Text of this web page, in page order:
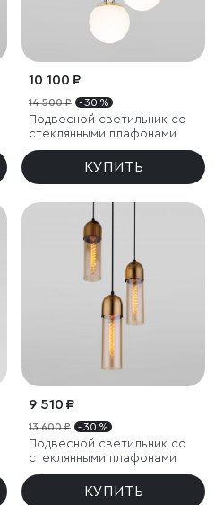
10 100 ₽
14 500 ₽ - 30 %
Подвесной светильник со
стеклянными плафонами
КУПИТЬ
9 510 ₽
13 600 ₽ - 30 %
Подвесной светильник со
стеклянными плафонами
КУПИТЬ